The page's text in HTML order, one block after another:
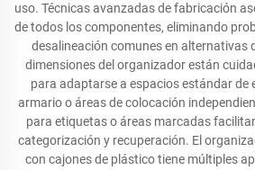
uso. Técnicas avanzadas de fabricación
de todos los componentes, eliminando
desalineación comunes en alternativas
dimensiones del organizador están
para adaptarse a espacios estándar de
armario o áreas de colocación
para etiquetas o áreas marcadas
categorización y recuperación. El
con cajones de plástico tiene múltiples